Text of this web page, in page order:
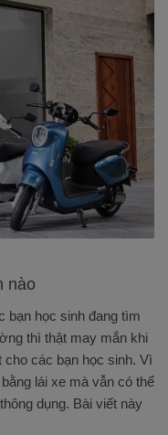
nào
bạn học sinh đang tìm
thì thật may mắn khi
các bạn học sinh. Vì
lái xe mà vẫn có thể
dụng. Bài viết này